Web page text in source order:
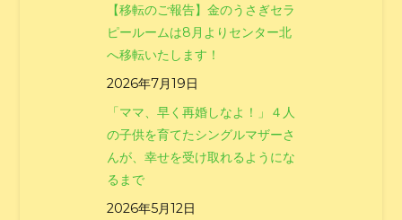
【移転のご報告】金のうさぎセラ
ピールームは8月よりセンター北
へ移転いたします！
2026年7月19日
「ママ、早く再婚しなよ！」４人
の子供を育てたシングルマザーさ
んが、幸せを受け取れるようにな
るまで
2026年5月12日